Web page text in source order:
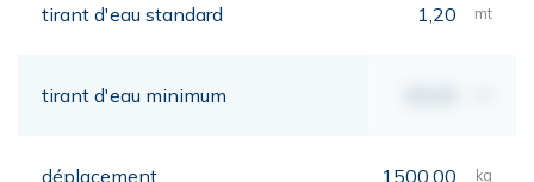
tirant d'eau standard 1,20 mt
tirant d'eau minimum
déplacement 1500,00 kg